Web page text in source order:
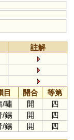
註解
目 開合
等第
/嘯 開
四
/錫 開
四
/錫 開 四